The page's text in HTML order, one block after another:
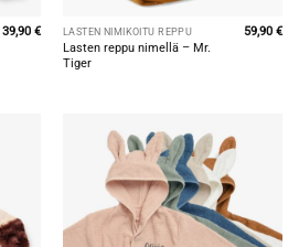
39,90€ LASTEN NIMIKOITU REPPU
Lasten reppu nimellä – Mr.
Tiger
59,90€